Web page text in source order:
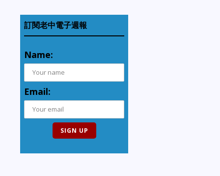
訂閱老中電子週報
Name:
Email: